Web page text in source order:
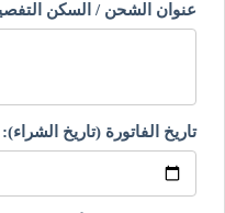
عنوان الشحن / السكن
تاريخ الفاتورة (تاريخ الشراء):